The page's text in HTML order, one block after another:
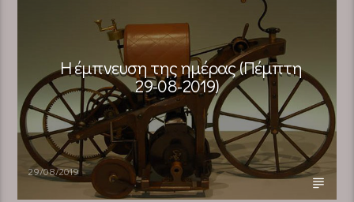
Η έμπνευση της ημέρας (Πέμπτη
29-08-2019)
29/08/2019